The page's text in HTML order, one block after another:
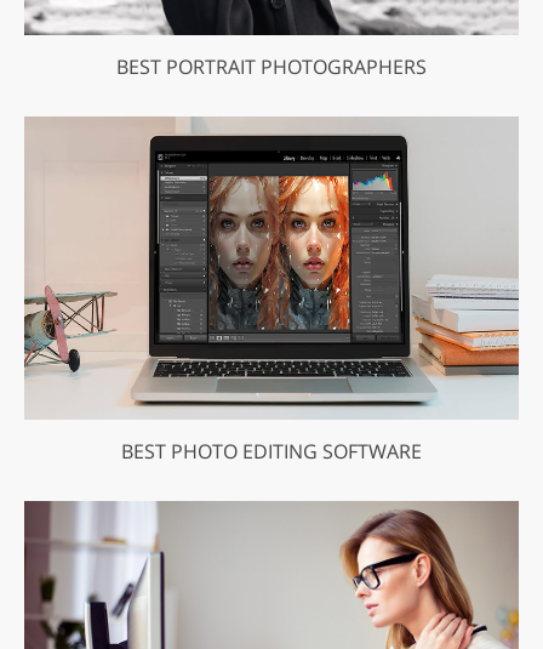
BEST PORTRAIT PHOTOGRAPHERS
BEST PHOTO EDITING SOFTWARE